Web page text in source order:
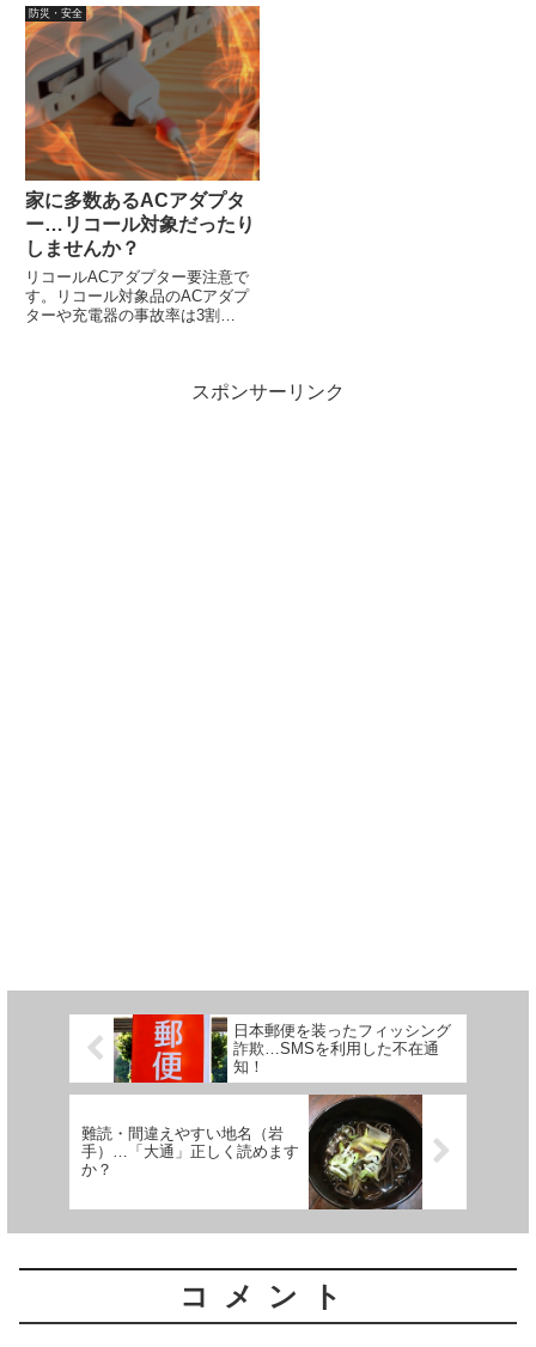
いないと連絡がもらえないので、
ネット通販で購入し別の業者で取
り付けを行うなどの場合は、自分
で確認する必要があります。
防災・安全
家に多数あるACアダプタ
ー…リコール対象だったり
しませんか？
リコールACアダプター要注意で
す。リコール対象品のACアダプ
ターや充電器の事故率は3割
用）について、注意喚起されていスポンサーリンク
日本郵便を装ったフィッシング
詐欺…SMSを利用した不在通
知！
難読・間違えやすい地名（岩
手）…「大通」正しく読めます
か？
コメント